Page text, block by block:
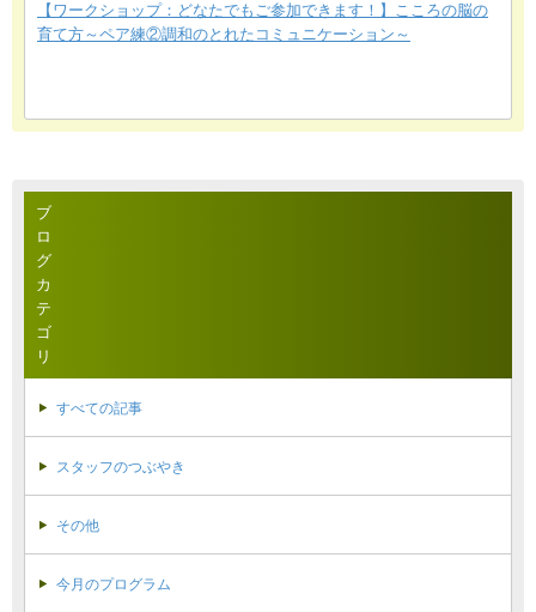
【ワークショップ：どなたでもご参加できます！】こころの脳の
育て方～ペア練②調和のとれたコミュニケーション～
ブ
ロ
グ
カ
テ
ゴ
リ
すべての記事
スタッフのつぶやき
その他
今月のプログラム